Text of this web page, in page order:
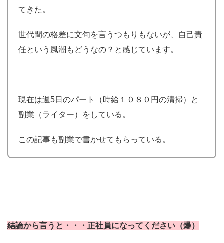
てきた。
世代間の格差に文句を言うつもりもないが、自己責
任という風潮もどうなの？と感じています。
現在は週5日のパート（時給１０８０円の清掃）と
副業（ライター）をしている。
この記事も副業で書かせてもらっている。
結論から言うと・・・正社員になってください（爆）